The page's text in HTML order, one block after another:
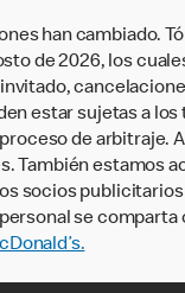
han cambiado.
de 2026, los
estar sujetas a
de arbitraje.
También estamos
socios
se